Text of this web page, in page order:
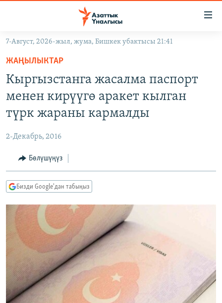
Навигацияга
өтүңүз
Издөөгө
салыңызКЫРГЫЗСТАН
МАДАНИЯТ
ДҮЙНӨ
ТВ ПРОГРАММАЛАР
БҮГҮН АЗАТТЫКТА
ДАНИСТЕ
ЭЖЕ-СИҢДИЛЕР
АЗАТТЫК+
ЫҢГАЙСЫЗ СУРООЛОР
ПОДКАСТ
Русский
ОНЛАЙН ШЕРИНЕ
ЭЕ/АРнун бардык сайттары
7-Август, 2026-жыл, жума, Бишкек убактысы 21:41
ЖАҢЫЛЫКТАР
Кыргызстанга жасалма паспорт
менен кирүүгө аракет кылган
түрк жараны кармалды
2-Декабрь, 2016
Бөлүшүңүз
Бизди Google'дан табыңыз